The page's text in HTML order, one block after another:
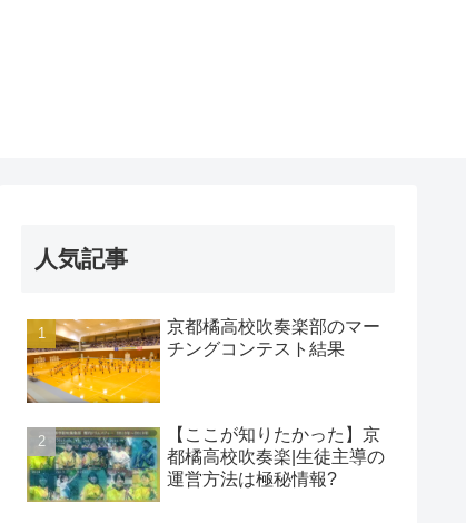
人気記事
京都橘高校吹奏楽部のマー
チングコンテスト結果
【ここが知りたかった】京
都橘高校吹奏楽|生徒主導の
運営方法は極秘情報?